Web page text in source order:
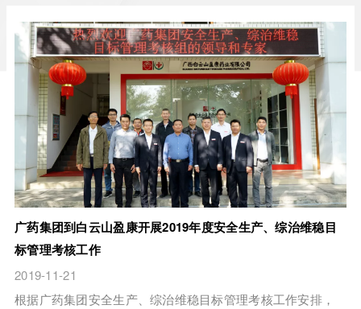
广药集团到白云山盈康开展2019年度安全生产、综治维稳目
标管理考核工作
2019-11-21
根据广药集团安全生产、综治维稳目标管理考核工作安排，